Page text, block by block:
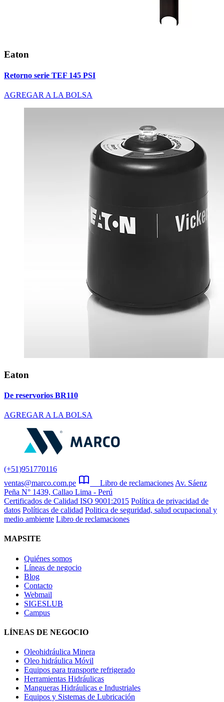
Eaton
Retorno serie TEF 145 PSI
AGREGAR A LA BOLSA
Eaton
De reservorios BR110
AGREGAR A LA BOLSA
(+51)951770116
ventas@marco.com.pe
Libro de reclamaciones Av. Sáenz
Peña N° 1439, Callao Lima - Perú
Certificados de Calidad ISO 9001:2015 Política de privacidad de
datos Políticas de calidad Politica de seguridad, salud ocupacional y
medio ambiente Libro de reclamaciones
MAPSITE
Quiénes somos
Líneas de negocio
Blog
Contacto
Webmail
SIGESLUB
Campus
LÍNEAS DE NEGOCIO
Oleohidráulica Minera
Oleo hidráulica Móvil
Equipos para transporte refrigerado
Herramientas Hidráulicas
Mangueras Hidráulicas e Industriales
Equipos y Sistemas de Lubricación